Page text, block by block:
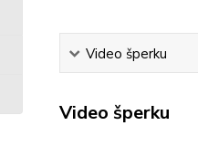
Video šperku
Video šperku